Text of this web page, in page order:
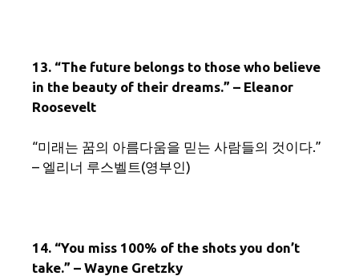
13. “The future belongs to those who believe
in the beauty of their dreams.” – Eleanor
Roosevelt
“미래는 꿈의 아름다움을 믿는 사람들의 것이다.”
– 엘리너 루스벨트(영부인)
14. “You miss 100% of the shots you don’t
take.” – Wayne Gretzky